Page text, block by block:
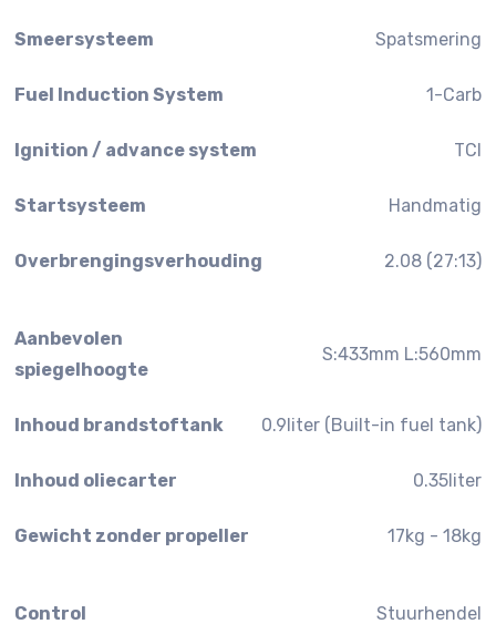
Smeersysteem Spatsmering
Fuel Induction System 1-Carb
Ignition / advance system TCI
Startsysteem Handmatig
Overbrengingsverhouding 2.08 (27:13)
Aanbevolen
spiegelhoogte
S:433mm L:560mm
Inhoud brandstoftank 0.9liter (Built-in fuel tank)
Inhoud oliecarter 0.35liter
Gewicht zonder propeller 17kg - 18kg
Control Stuurhendel